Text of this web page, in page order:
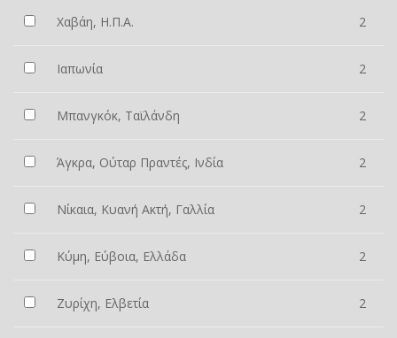
Χαβάη, Η.Π.Α. 2
Ιαπωνία 2
Μπανγκόκ, Ταϊλάνδη 2
Άγκρα, Ούταρ Πραντές, Ινδία 2
Νίκαια, Κυανή Ακτή, Γαλλία 2
Κύμη, Εύβοια, Ελλάδα 2
Ζυρίχη, Ελβετία 2